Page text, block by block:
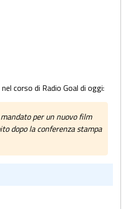
corso di Radio Goal di oggi:
per un nuovo film
dopo la conferenza stampa